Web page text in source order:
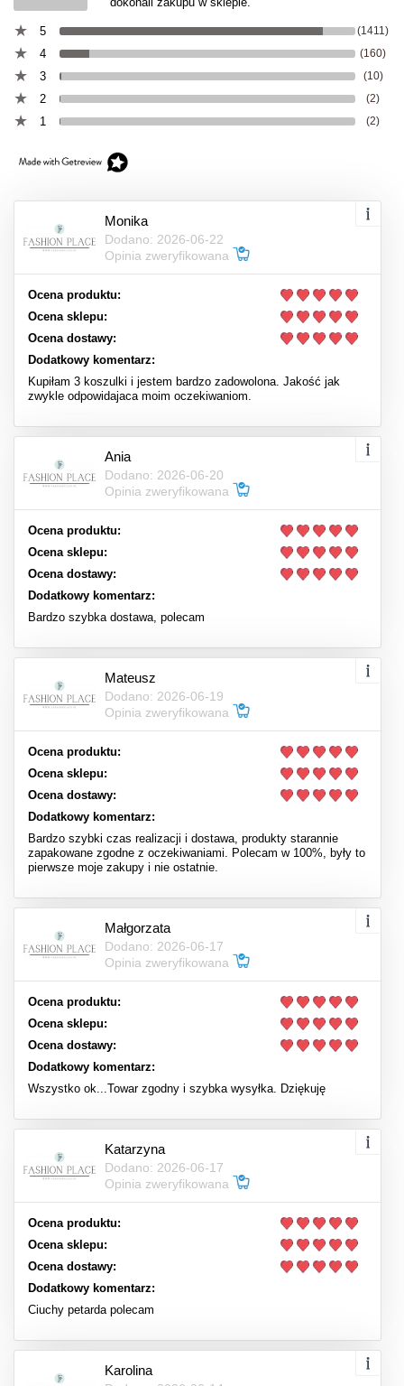
5 (1411)
4 (160)
3 (10)
2 (2)
1 (2)
Monika
Dodano: 2026-06-22
Opinia zweryfikowana
Ocena produktu:
Ocena sklepu:
Ocena dostawy:
Dodatkowy komentarz:
Kupiłam 3 koszulki i jestem bardzo zadowolona. Jakość jak
zwykle odpowidajaca moim oczekiwaniom.
Ania
Dodano: 2026-06-20
Opinia zweryfikowana
Ocena produktu:
Ocena sklepu:
Ocena dostawy:
Dodatkowy komentarz:
Bardzo szybka dostawa, polecam
Mateusz
Dodano: 2026-06-19
Opinia zweryfikowana
Ocena produktu:
Ocena sklepu:
Ocena dostawy:
Dodatkowy komentarz:
Bardzo szybki czas realizacji i dostawa, produkty starannie
zapakowane zgodne z oczekiwaniami. Polecam w 100%, były to
pierwsze moje zakupy i nie ostatnie.
Małgorzata
Dodano: 2026-06-17
Opinia zweryfikowana
Ocena produktu:
Ocena sklepu:
Ocena dostawy:
Dodatkowy komentarz:
Wszystko ok...Towar zgodny i szybka wysyłka. Dziękuję
Katarzyna
Dodano: 2026-06-17
Opinia zweryfikowana
Ocena produktu:
Ocena sklepu:
Ocena dostawy:
Dodatkowy komentarz:
Ciuchy petarda polecam
Karolina